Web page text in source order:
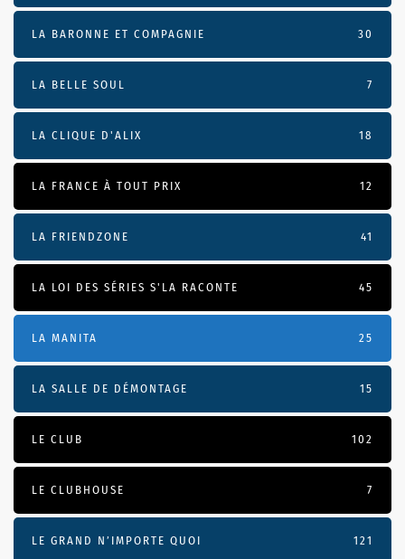
LA BARONNE ET COMPAGNIE 30
LA BELLE SOUL 7
LA CLIQUE D'ALIX 18
LA FRANCE À TOUT PRIX 12
LA FRIENDZONE 41
LA LOI DES SÉRIES S'LA RACONTE 45
LA MANITA 25
LA SALLE DE DÉMONTAGE 15
LE CLUB 102
LE CLUBHOUSE 7
LE GRAND N’IMPORTE QUOI 121